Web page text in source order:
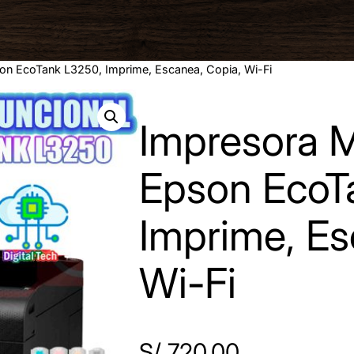
EcoTank L3250, Imprime, Escanea, Copia, Wi-Fi
Impresora
Epson
Imprime,
Wi-Fi